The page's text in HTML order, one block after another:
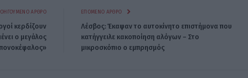
ΆΡΘΡΟ
κερδίζουν
ο μεγάλος
ΕΠΌΜΕΝΟ ΆΡΘΡΟ
Λέσβος: Έκαψαν το αυτοκίνητο επιστήμονα που
κατήγγειλε κακοποίηση αλόγων – Στο
μικροσκόπιο ο εμπρησμός